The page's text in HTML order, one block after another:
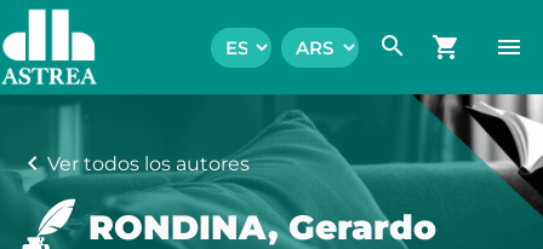
search shopping_cart menu
chevron_leftVer todos los autores
RONDINA, Gerardo